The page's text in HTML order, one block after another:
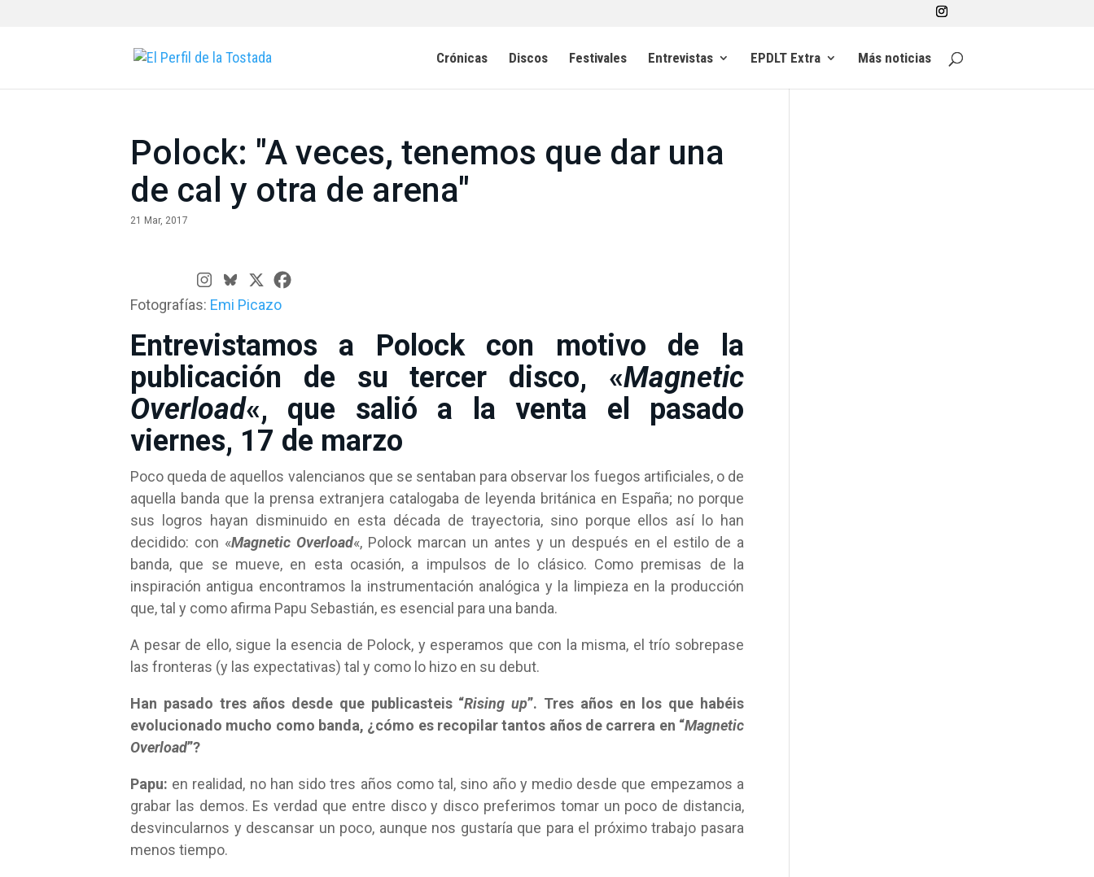
Crónicas Discos Festivales Entrevistas EPDLT Extra Más noticias
Polock: "A veces, tenemos que dar una
de cal y otra de arena"
21 Mar, 2017
Fotografías: Emi Picazo
Entrevistamos a Polock con motivo de la
publicación de su tercer disco, «Magnetic
Overload«, que salió a la venta el pasado
viernes, 17 de marzo
Poco queda de aquellos valencianos que se sentaban para observar los fuegos artificiales, o de
aquella banda que la prensa extranjera catalogaba de leyenda británica en España; no porque
sus logros hayan disminuido en esta década de trayectoria, sino porque ellos así lo han
decidido: con «Magnetic Overload«, Polock marcan un antes y un después en el estilo de a
banda, que se mueve, en esta ocasión, a impulsos de lo clásico. Como premisas de la
inspiración antigua encontramos la instrumentación analógica y la limpieza en la producción
que, tal y como afirma Papu Sebastián, es esencial para una banda.
A pesar de ello, sigue la esencia de Polock, y esperamos que con la misma, el trío sobrepase
las fronteras (y las expectativas) tal y como lo hizo en su debut.
Han pasado tres años desde que publicasteis “Rising up”. Tres años en los que habéis
evolucionado mucho como banda, ¿cómo es recopilar tantos años de carrera en “Magnetic
Overload”?
Papu: en realidad, no han sido tres años como tal, sino año y medio desde que empezamos a
grabar las demos. Es verdad que entre disco y disco preferimos tomar un poco de distancia,
desvincularnos y descansar un poco, aunque nos gustaría que para el próximo trabajo pasara
menos tiempo.